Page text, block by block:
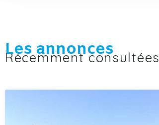
Les annonces
Récemment consultées